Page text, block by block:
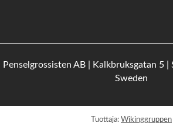
Penselgrossisten AB | Kalkbruksgatan 5 |
Sweden
Tuottaja: Wikinggruppen